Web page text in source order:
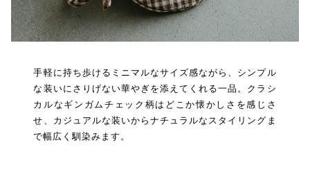
手軽に持ち歩けるミニマルなサイズ感ながら、シンプル
な装いにさりげない華やぎを添えてくれる一品。クラシ
カルなギンガムチェック柄はどこか懐かしさを感じさ
せ、カジュアルな装いからナチュラルなスタイリングま
で幅広く馴染みます。